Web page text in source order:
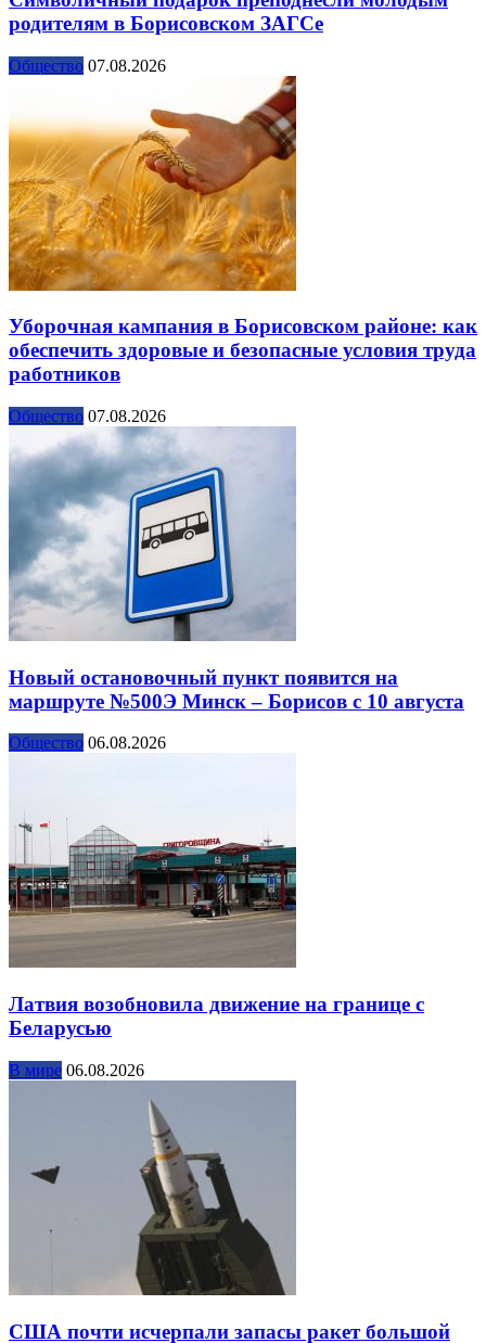
родителям в Борисовском ЗАГСе
Общество 07.08.2026
Уборочная кампания в Борисовском районе: как
обеспечить здоровые и безопасные условия труда
работников
Общество 07.08.2026
Новый остановочный пункт появится на
маршруте №500Э Минск – Борисов с 10 августа
Общество 06.08.2026
Латвия возобновила движение на границе с
Беларусью
В мире 06.08.2026
США почти исчерпали запасы ракет большой